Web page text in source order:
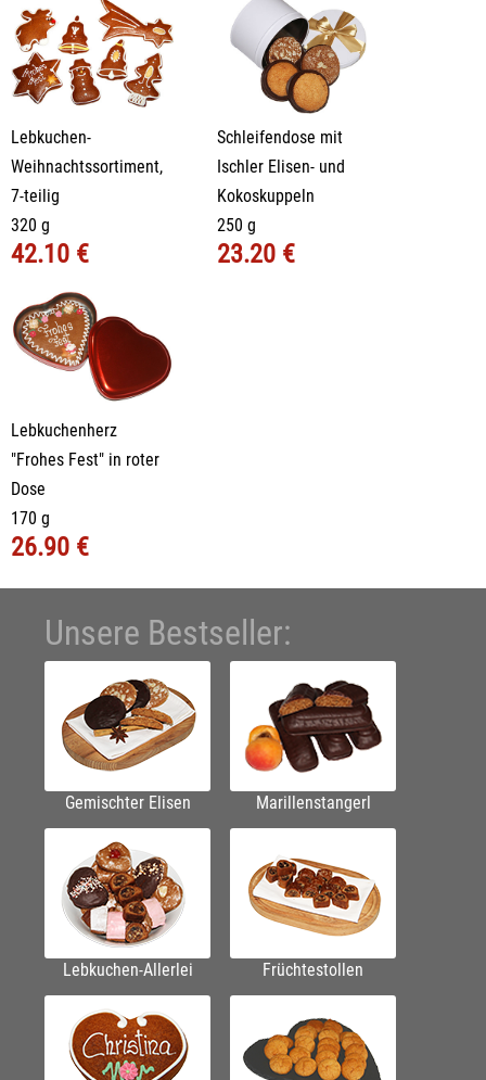
Lebkuchen-
Weihnachtssortiment,
7-teilig
320 g
42.10 €
Schleifendose mit
Ischler Elisen- und
Kokoskuppeln
250 g
23.20 €
Lebkuchenherz
"Frohes Fest" in roter
Dose
170 g
26.90 €
Unsere Bestseller:
Gemischter Elisen Marillenstangerl
Lebkuchen-Allerlei Früchtestollen